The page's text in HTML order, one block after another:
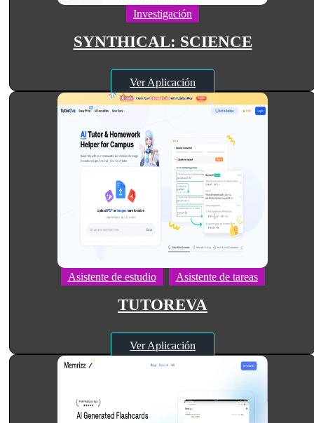
Investigación
SYNTHICAL: SCIENCE
Ver Aplicación
Asistente de estudio Asistente de tareas
TUTOREVA
Ver Aplicación